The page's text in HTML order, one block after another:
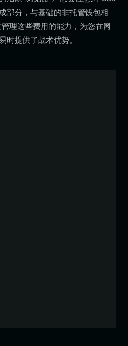
部分，与基础的非托管钱包相
理这些费用的能力，为您在网
时提供了战术优势。